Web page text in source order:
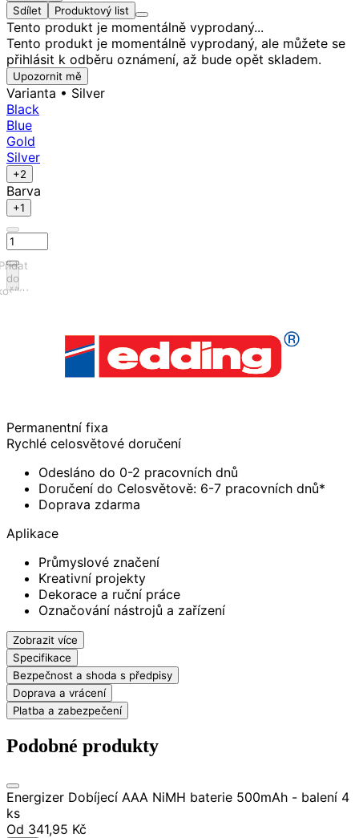
Sdílet
Produktový list
Tento produkt je momentálně vyprodaný...
Tento produkt je momentálně vyprodaný, ale můžete se
přihlásit k odběru oznámení, až bude opět skladem.
Upozornit mě
Varianta • Silver
Black
Blue
Gold
Silver
+2
Barva
+1
do
Permanentní fixa
Rychlé celosvětové doručení
Odesláno do 0-2 pracovních dnů
Doručení do Celosvětově: 6-7 pracovních dnů*
Doprava zdarma
Aplikace
Průmyslové značení
Kreativní projekty
Dekorace a ruční práce
Označování nástrojů a zařízení
Zobrazit více
Specifikace
Bezpečnost a shoda s předpisy
Doprava a vrácení
Platba a zabezpečení
Podobné produkty
Energizer Dobíjecí AAA NiMH baterie 500mAh - balení 4
ks
Od 341,95 Kč